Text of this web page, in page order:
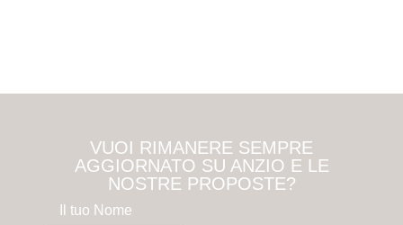
VUOI RIMANERE SEMPRE
AGGIORNATO SU ANZIO E LE
NOSTRE PROPOSTE?